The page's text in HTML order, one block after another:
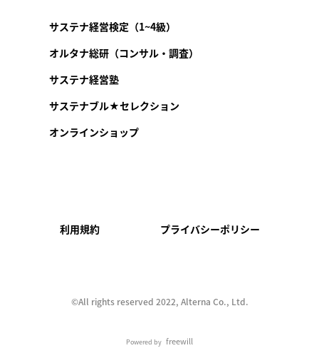
サステナ経営検定（1~4級）
オルタナ総研（コンサル・調査）
サステナ経営塾
サステナブル★セレクション
オンラインショップ
利用規約 プライバシーポリシー
©︎All rights reserved 2022, Alterna Co., Ltd.
Powered by freewill